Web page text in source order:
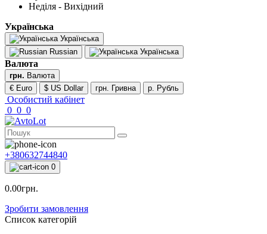
Неділя - Вихідний
Українська
Українська
Russian
Українська
Валюта
грн. Валюта
€ Euro
$ US Dollar грн. Гривна р. Рубль
Особистий кабінет
0 0 0
+380632744840
0
0.00грн.
Зробити замовлення
Список категорій